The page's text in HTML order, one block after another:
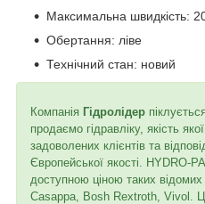
Максимальна швидкість:
Обертання: ліве
Технічний стан: новий
Компанія Гідролідер
продаємо гідравліку, якість
задоволених клієнтів та
Європейської якості. HYDRO-
доступною ціною таких
Casappa, Bosh Rextroth, Vivol.